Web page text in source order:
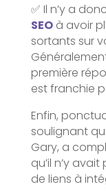
✅ Il n’y a
SEOà avoir
sortants sur
première
est franchie
Enfin,
soulignant
Gary, a
qu’il n’y
de liens à